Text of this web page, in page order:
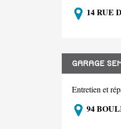
14 RUE
GARAGE
Entretien et
94